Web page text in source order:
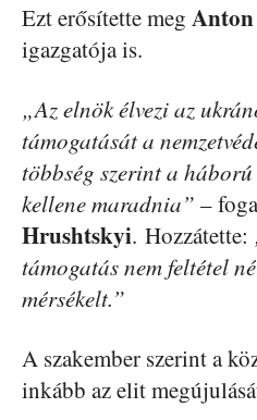
Ezt erősítette meg
igazgatója is.
„Az elnök élvezi az
támogatását a
többség szerint a
kellene maradnia” –
Hrushtskyi. Hozzátette:
támogatás nem feltétel
mérsékelt.”
A szakember szerint a
inkább az elit